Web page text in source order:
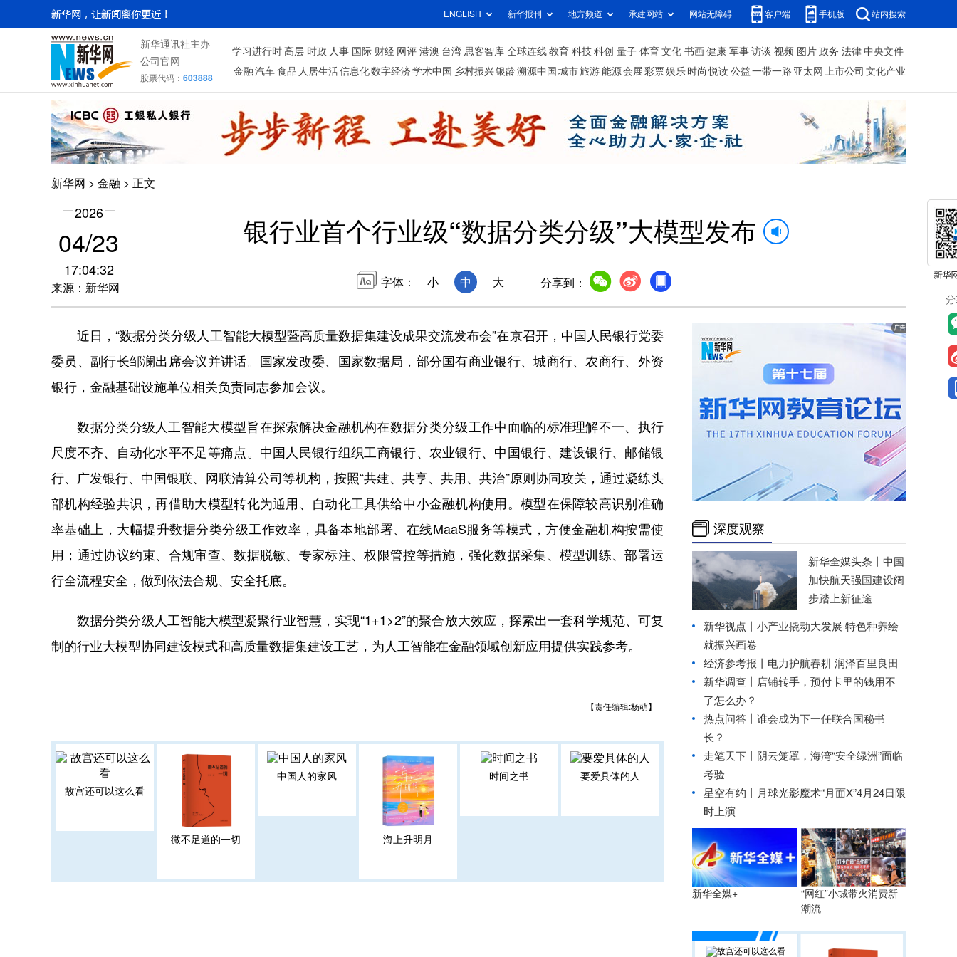
ENGLISH 新华报刊 地方频道 承建网站 网站无障碍 客户端 手机版 站内搜索
新华通讯社主办
公司官网
股票代码： 603888
学习进行时 高层 时政 人事 国际 财经 网评 港澳 台湾 思客智库 全球连线 教育 科技 科创 量子 体育 文化 书画 健康 军事 访谈 视频 图片 政务 法律 中央文件
金融 汽车 食品 人居生活信息化数字经济学术中国 乡村振兴银龄溯源中国 城市旅游 能源 会展 彩票娱乐 时尚 悦读 公益 一带一路 亚太网 上市公司 文化产业
新华网 > 金融 > 正文
2026
04/23
17:04:32
来源：新华网
银行业首个行业级“数据分类分级”大模型发布
字体： 小 中 大 分享到：
近日，“数据分类分级人工智能大模型暨高质量数据集建设成果交流发布会”在京召开，中国人民银行党委
委员、副行长邹澜出席会议并讲话。国家发改委、国家数据局，部分国有商业银行、城商行、农商行、外资
银行，金融基础设施单位相关负责同志参加会议。
数据分类分级人工智能大模型旨在探索解决金融机构在数据分类分级工作中面临的标准理解不一、执行
尺度不齐、自动化水平不足等痛点。中国人民银行组织工商银行、农业银行、中国银行、建设银行、邮储银
行、广发银行、中国银联、网联清算公司等机构，按照“共建、共享、共用、共治”原则协同攻关，通过凝练头
部机构经验共识，再借助大模型转化为通用、自动化工具供给中小金融机构使用。模型在保障较高识别准确
率基础上，大幅提升数据分类分级工作效率，具备本地部署、在线MaaS服务等模式，方便金融机构按需使
用；通过协议约束、合规审查、数据脱敏、专家标注、权限管控等措施，强化数据采集、模型训练、部署运
行全流程安全，做到依法合规、安全托底。
数据分类分级人工智能大模型凝聚行业智慧，实现“1+1>2”的聚合放大效应，探索出一套科学规范、可复
制的行业大模型协同建设模式和高质量数据集建设工艺，为人工智能在金融领域创新应用提供实践参考。
【责任编辑:杨萌】
故宫还可以这么看
微不足道的一切
中国人的家风
海上升明月
时间之书 要爱具体的人
深度观察
新华全媒头条丨 中国
加快航天强国建设阔
步踏上新征途
新华视点丨 小产业撬动大发展 特色种养绘
就振兴画卷
经济参考报丨 电力护航春耕 润泽百里良田
新华调查丨店铺转手，预付卡里的钱用不
了怎么办？
热点问答丨谁会成为下一任联合国秘书
长？
走笔天下丨 阴云笼罩，海湾“安全绿洲”面临
考验
星空有约丨月球光影魔术“月面X”4月24日限
时上演
新华全媒+
“网红”小城带火消费新
潮流